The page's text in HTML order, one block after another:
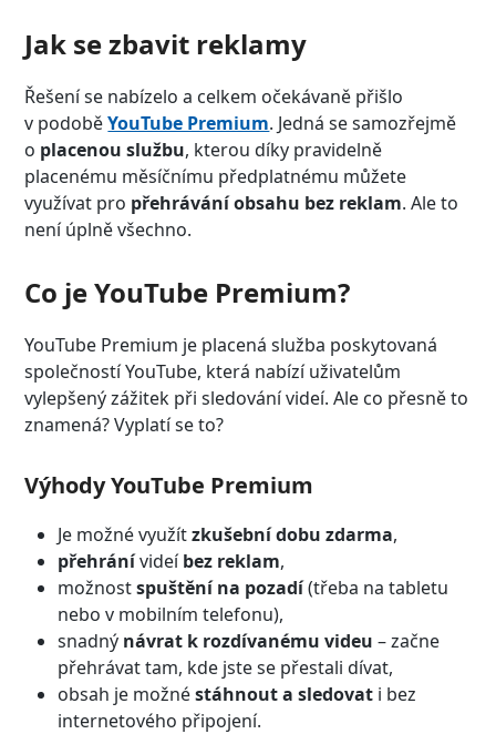
Jak se zbavit reklamy
Řešení se nabízelo a celkem očekávaně přišlo
v podoběYouTube Premium. Jedná se samozřejmě
o placenou službu, kterou díky pravidelně
placenému měsíčnímu předplatnému můžete
využívat pro přehrávání obsahu bez reklam. Ale to
není úplně všechno.
Co je YouTube Premium?
YouTube Premium je placená služba poskytovaná
společností YouTube, která nabízí uživatelům
vylepšený zážitek při sledování videí. Ale co přesně to
znamená? Vyplatí se to?
Výhody YouTube Premium
Je možné využítzkušební dobu zdarma,
přehránívideíbez reklam,
možnostspuštění na pozadí(třeba na tabletu
nebo v mobilním telefonu),
snadný návrat k rozdívanému videu – začne
přehrávat tam, kde jste se přestali dívat,
obsah je možnéstáhnout a sledovat i bez
internetového připojení.